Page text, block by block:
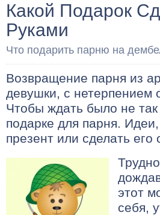
Какой Подарок
Руками
Что подарить парню на
Возвращение парня из
девушки, с
Чтобы ждать было не так
подарке для парня.
презент или сделать его
этот
себя,